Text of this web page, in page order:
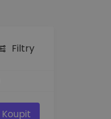
Filtry
Koupit